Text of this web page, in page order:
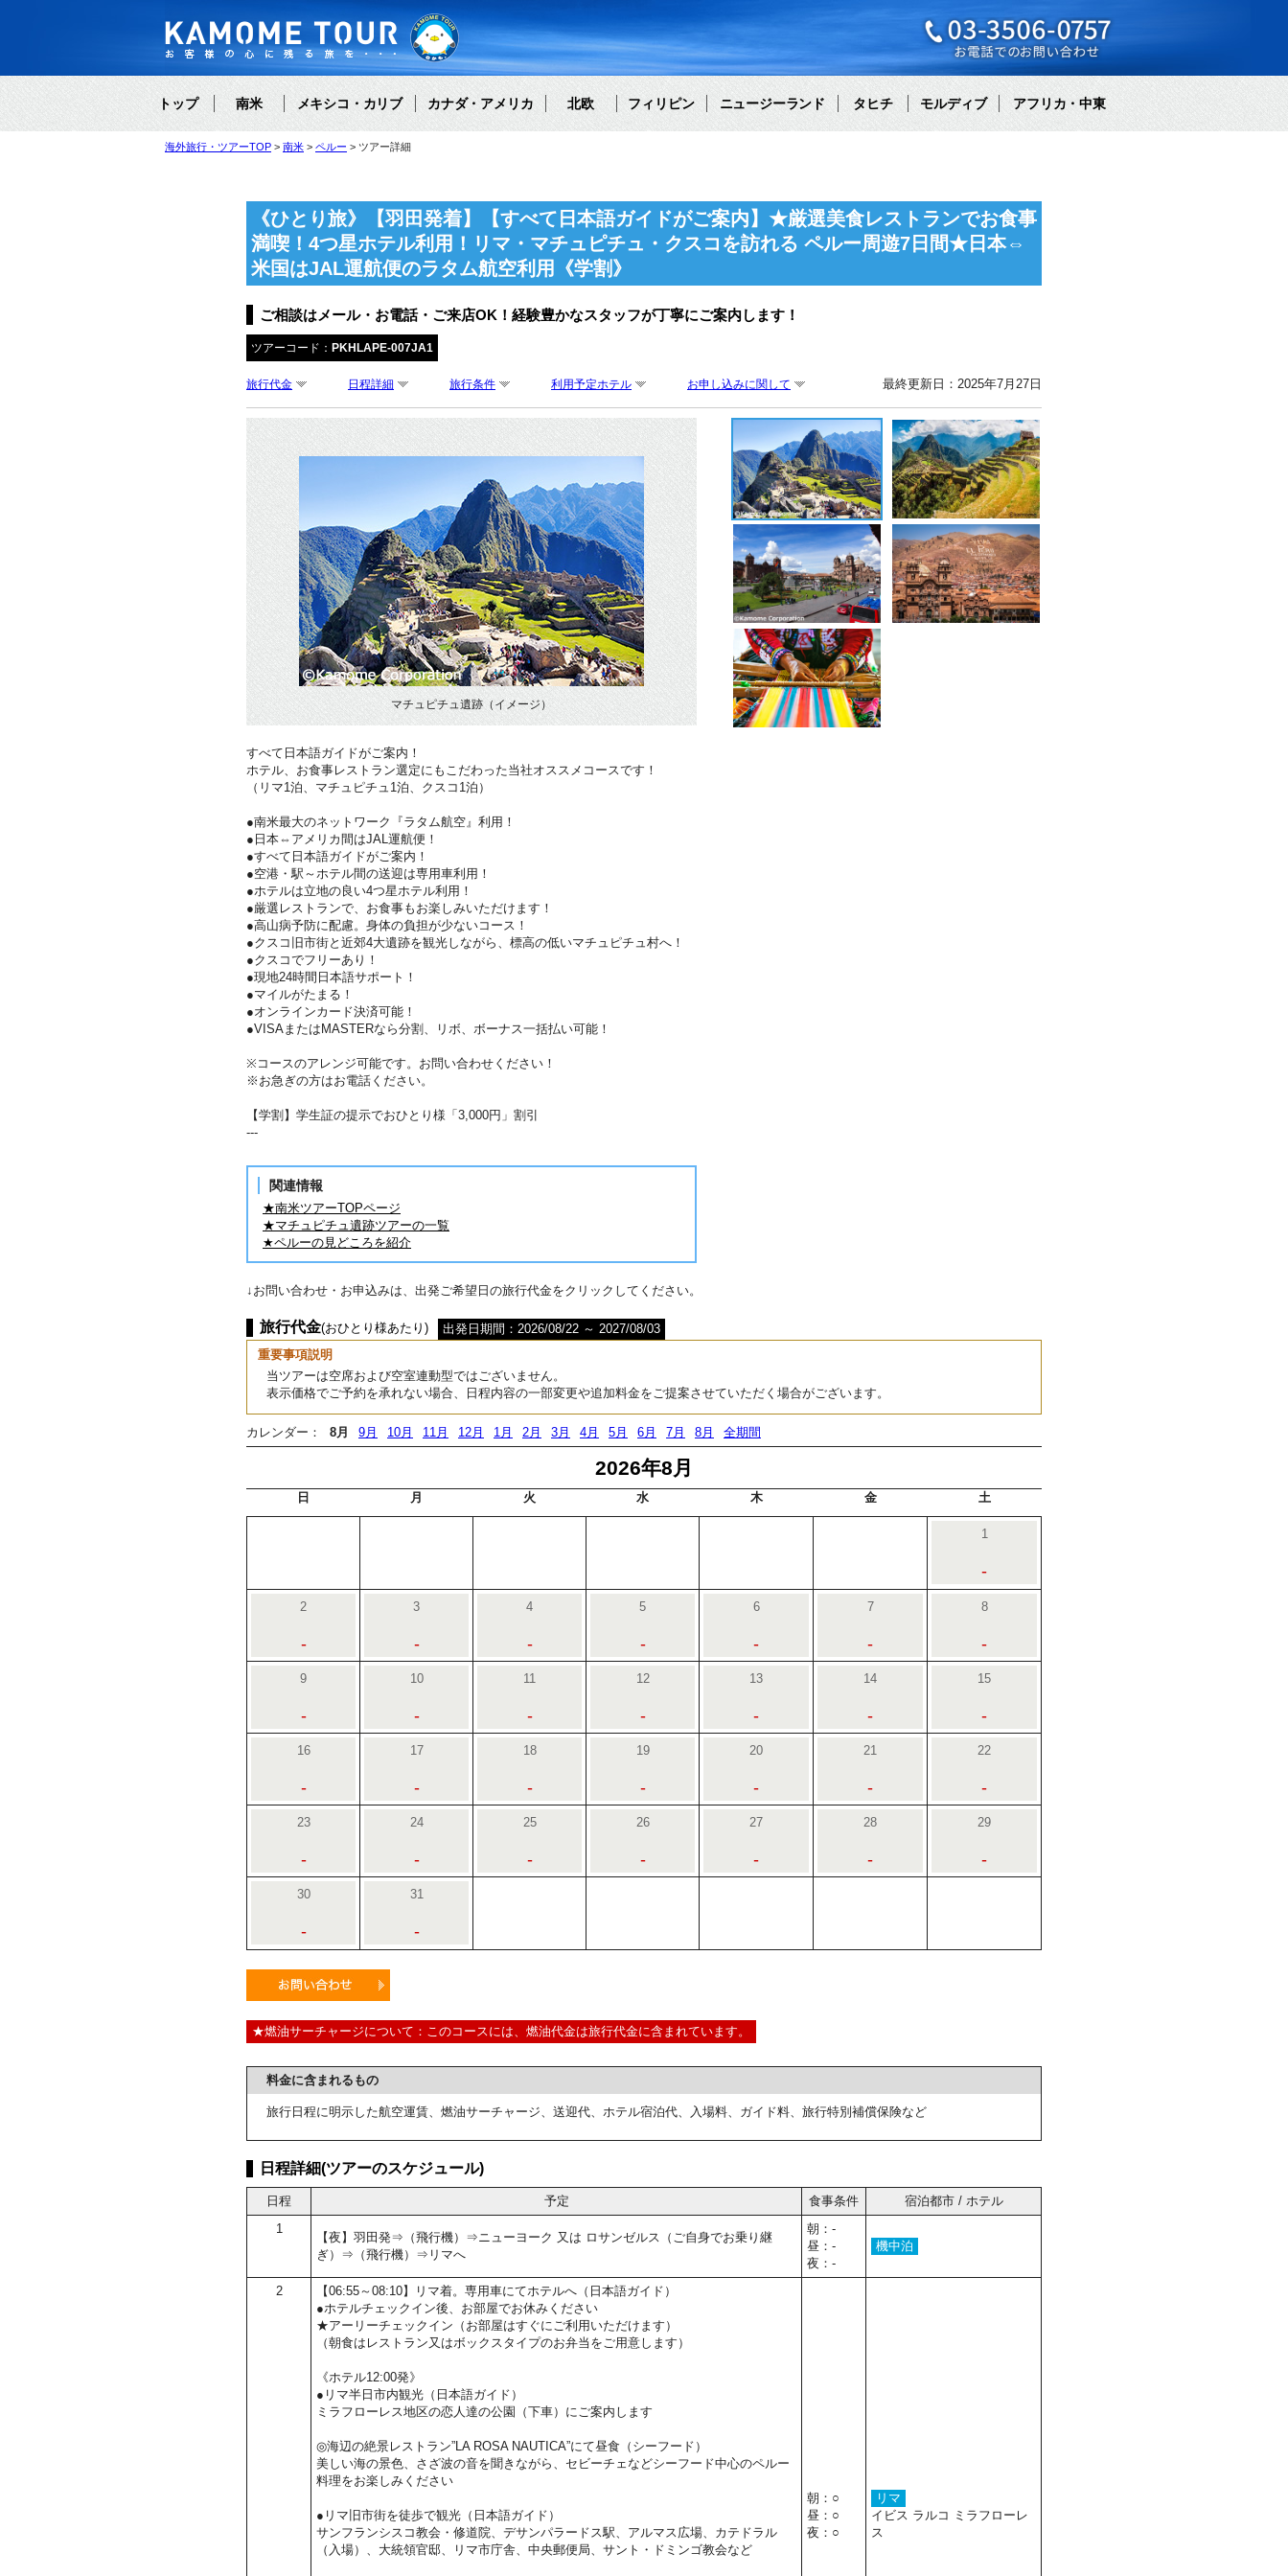
トップ 南米 メキシコ・カリブ カナダ・アメリカ 北欧 フィリピン ニュージーランド タヒチ モルディブ アフリカ・中東
海外旅行・ツアーTOP 南米 ペルー ツアー詳細
《ひとり旅》【羽田発着】【すべて日本語ガイドがご案内】★厳選美食レストランでお食事
満喫！4つ星ホテル利用！リマ・マチュピチュ・クスコを訪れる ペルー周遊7日間★日本⇔
米国はJAL運航便のラタム航空利用《学割》
ご相談はメール・お電話・ご来店OK！経験豊かなスタッフが丁寧にご案内します！
ツアーコード： PKHLAPE-007JA1
旅行代金 日程詳細 旅行条件 利用予定ホテル お申し込みに関して 最終更新日：2025年7月27日
マチュピチュ遺跡（イメージ）
すべて日本語ガイドがご案内！
ホテル、お食事レストラン選定にもこだわった当社オススメコースです！
（リマ1泊、マチュピチュ1泊、クスコ1泊）
●南米最大のネットワーク『ラタム航空』利用！
●日本⇔アメリカ間はJAL運航便！
●すべて日本語ガイドがご案内！
●空港・駅～ホテル間の送迎は専用車利用！
●ホテルは立地の良い4つ星ホテル利用！
●厳選レストランで、お食事もお楽しみいただけます！
●高山病予防に配慮。身体の負担が少ないコース！
●クスコ旧市街と近郊4大遺跡を観光しながら、標高の低いマチュピチュ村へ！
●クスコでフリーあり！
●現地24時間日本語サポート！
●マイルがたまる！
●オンラインカード決済可能！
●VISAまたはMASTERなら分割、リボ、ボーナス一括払い可能！
※コースのアレンジ可能です。お問い合わせください！
※お急ぎの方はお電話ください。
【学割】学生証の提示でおひとり様「3,000円」割引
---
関連情報
★南米ツアーTOPページ
★マチュピチュ遺跡ツアーの一覧
★ペルーの見どころを紹介
↓お問い合わせ・お申込みは、出発ご希望日の旅行代金をクリックしてください。
旅行代金(おひとり様あたり)
出発日期間：2026/08/22 ～ 2027/08/03
重要事項説明
当ツアーは空席および空室連動型ではございません。
表示価格でご予約を承れない場合、日程内容の一部変更や追加料金をご提案させていただく場合がございます。
カレンダー： 8月 9月 10月 11月 12月 1月 2月 3月 4月 5月 6月 7月 8月 全期間
2026年8月
日 月 火 水 木 金 土
1
-
2
-
3
-
4
-
5
-
6
-
7
-
8
-
9
-
10
-
11
-
12
-
13
-
14
-
15
-
16
-
17
-
18
-
19
-
20
-
21
-
22
-
23
-
24
-
25
-
26
-
27
-
28
-
29
-
30
-
31
-
★燃油サーチャージについて：このコースには、燃油代金は旅行代金に含まれています。
料金に含まれるもの
旅行日程に明示した航空運賃、燃油サーチャージ、送迎代、ホテル宿泊代、入場料、ガイド料、旅行特別補償保険など
日程詳細(ツアーのスケジュール)
日程 予定 食事条件
宿泊都市 / ホテル
1
【夜】羽田発⇒（飛行機）⇒ニューヨーク 又は ロサンゼルス（ご自身でお乗り継
ぎ）⇒（飛行機）⇒リマへ
朝：-
昼：-
夜：-
機中泊
2
【06:55～08:10】リマ着。専用車にてホテルへ（日本語ガイド）
●ホテルチェックイン後、お部屋でお休みください
★アーリーチェックイン（お部屋はすぐにご利用いただけます）
（朝食はレストラン又はボックスタイプのお弁当をご用意します）
《ホテル12:00発》
●リマ半日市内観光（日本語ガイド）
ミラフローレス地区の恋人達の公園（下車）にご案内します
◎海辺の絶景レストラン”LA ROSA NAUTICA”にて昼食（シーフード）
美しい海の景色、さざ波の音を聞きながら、セビーチェなどシーフード中心のペルー
料理をお楽しみください
●リマ旧市街を徒歩で観光（日本語ガイド）
サンフランシスコ教会・修道院、デサンパラードス駅、アルマス広場、カテドラル
（入場）、大統領官邸、リマ市庁舎、中央郵便局、サント・ドミンゴ教会など
朝：○
昼：○
夜：○
リマ
イビス ラルコ ミラフローレ
ス